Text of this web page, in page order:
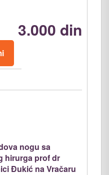
3.000 din
nogu sa
hirurga prof dr
Đukić na Vračaru